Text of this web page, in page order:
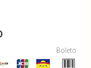
Boleto